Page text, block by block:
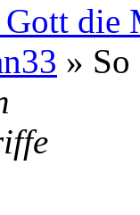
die
»